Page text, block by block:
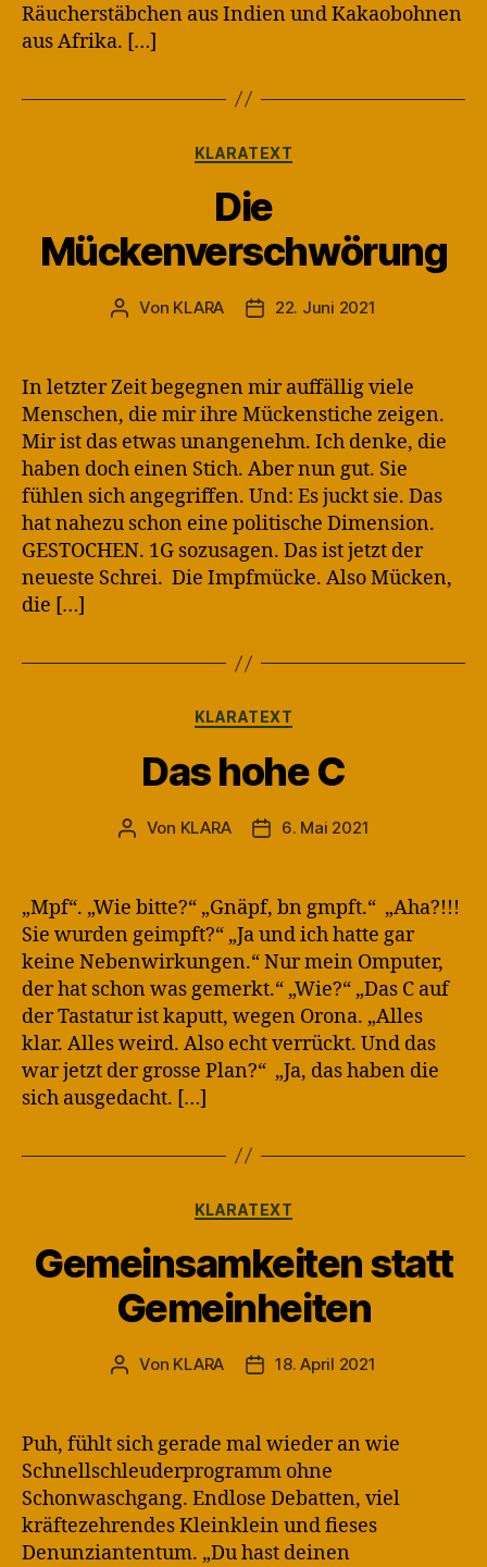
Räucherstäbchen aus Indien und Kakaobohnen
aus Afrika. […]
Kategorien
KLARATEXT
Die
Mückenverschwörung
Beitragsautor
Von KLARA Veröffentlichungsdatum
22. Juni 2021
In letzter Zeit begegnen mir auffällig viele
Menschen, die mir ihre Mückenstiche zeigen.
Mir ist das etwas unangenehm. Ich denke, die
haben doch einen Stich. Aber nun gut. Sie
fühlen sich angegriffen. Und: Es juckt sie. Das
hat nahezu schon eine politische Dimension.
GESTOCHEN. 1G sozusagen. Das ist jetzt der
neueste Schrei. Die Impfmücke. Also Mücken,
die […]
Kategorien
KLARATEXT
Das hohe C
Beitragsautor
Von KLARA Veröffentlichungsdatum
6. Mai 2021
„Mpf“. „Wie bitte?“ „Gnäpf, bn gmpft.“ „Aha?!!!
Sie wurden geimpft?“ „Ja und ich hatte gar
keine Nebenwirkungen.“ Nur mein Omputer,
der hat schon was gemerkt.“ „Wie?“ „Das C auf
der Tastatur ist kaputt, wegen Orona. „Alles
klar. Alles weird. Also echt verrückt. Und das
war jetzt der grosse Plan?“ „Ja, das haben die
sich ausgedacht. […]
Kategorien
KLARATEXT
Gemeinsamkeiten statt
Gemeinheiten
Beitragsautor
Von KLARA Veröffentlichungsdatum
18. April 2021
Puh, fühlt sich gerade mal wieder an wie
Schnellschleuderprogramm ohne
Schonwaschgang. Endlose Debatten, viel
kräftezehrendes Kleinklein und fieses
Denunziantentum. „Du hast deinen